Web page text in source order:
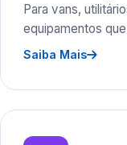
Para vans,
equipamentos
Saiba Mais